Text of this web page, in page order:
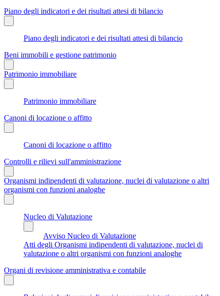
Piano degli indicatori e dei risultati attesi di bilancio
Piano degli indicatori e dei risultati attesi di bilancio
Beni immobili e gestione patrimonio
Patrimonio immobiliare
Patrimonio immobiliare
Canoni di locazione o affitto
Canoni di locazione o affitto
Controlli e rilievi sull'amministrazione
Organismi indipendenti di valutazione, nuclei di valutazione o altri
organismi con funzioni analoghe
Nucleo di Valutazione
Avviso Nucleo di Valutazione
Atti degli Organismi indipendenti di valutazione, nuclei di
valutazione o altri organismi con funzioni analoghe
Organi di revisione amministrativa e contabile